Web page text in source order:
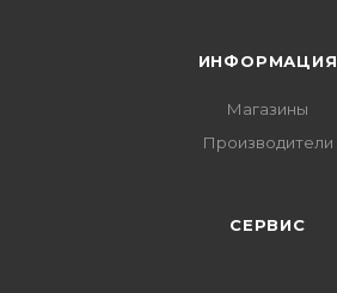
ИНФОРМАЦИЯ
Магазины
Производители
СЕРВИС